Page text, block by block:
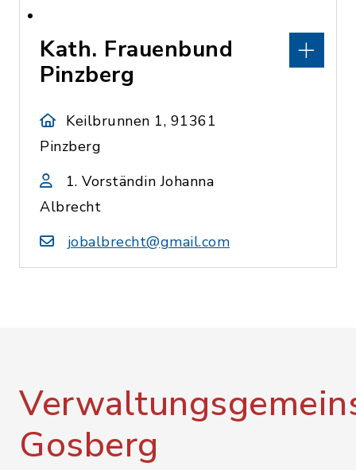
Kath. Frauenbund
Pinzberg
Keilbrunnen 1, 91361
Pinzberg
1. Vorständin Johanna
Albrecht
jobalbrecht@gmail.com
Gosberg